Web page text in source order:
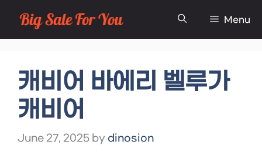
Skip
to
Menu
캐비어 바에리 벨루가
캐비어
June 27, 2025 by dinosion